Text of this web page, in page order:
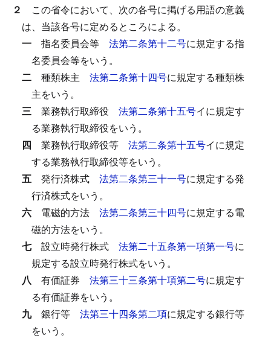
２ この省令において、次の各号に掲げる用語の意義
は、当該各号に定めるところによる。
一 指名委員会等 法第二条第十二号に規定する指
名委員会等をいう。
二 種類株主 法第二条第十四号に規定する種類株
主をいう。
三 業務執行取締役 法第二条第十五号イに規定す
る業務執行取締役をいう。
四 業務執行取締役等 法第二条第十五号イに規定
する業務執行取締役等をいう。
五 発行済株式 法第二条第三十一号に規定する発
行済株式をいう。
六 電磁的方法 法第二条第三十四号に規定する電
磁的方法をいう。
七 設立時発行株式 法第二十五条第一項第一号に
規定する設立時発行株式をいう。
八 有価証券 法第三十三条第十項第二号に規定す
る有価証券をいう。
九 銀行等 法第三十四条第二項に規定する銀行等
をいう。